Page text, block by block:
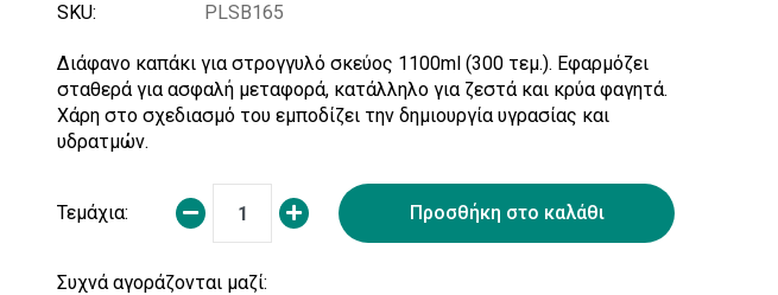
SKU: PLSB165
Διάφανο καπάκι για στρογγυλό σκεύος 1100ml (300 τεμ.). Εφαρμόζει
σταθερά για ασφαλή μεταφορά, κατάλληλο για ζεστά και κρύα φαγητά.
Χάρη στο σχεδιασμό του εμποδίζει την δημιουργία υγρασίας και
υδρατμών.
Τεμάχια: Προσθήκη στο καλάθι
Συχνά αγοράζονται μαζί: